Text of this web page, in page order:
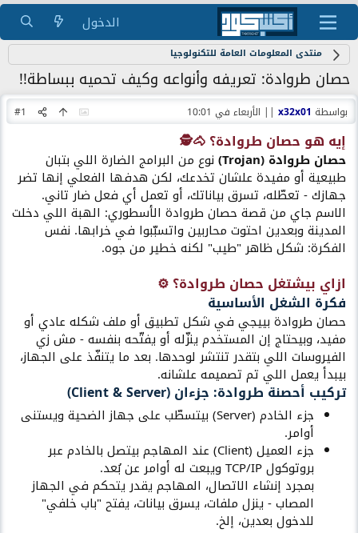
الدخول
منتدى المعلومات العامة للتكنولوجيا
حصان طروادة: تعريفه وأنواعه وكيف تحميه ببساطة!!
بواسطة x32x01
|| الأربعاء في 10:01 #1
إيه هو حصان طروادة؟ 🐴🕵️​
حصان طروادة (Trojan) نوع من البرامج الضارة اللي بتبان
طبيعية أو مفيدة علشان تخدعك، لكن هدفها الفعلي إنها تضر
جهازك - تعطّله، تسرق بياناتك، أو تعمل أي فعل ضار تاني.
الاسم جاي من قصة حصان طروادة الأسطوري: الهبة اللي دخلت
المدينة وبعدين احتوت محاربين واتسبّبوا في خرابها. نفس
الفكرة: شكل ظاهر "طيب" لكنه خطير من جوه.
ازاي بيشتغل حصان طروادة؟ ⚙️​
فكرة الشغل الأساسية​
حصان طروادة بييجي في شكل تطبيق أو ملف شكله عادي أو
مفيد، وبيحتاج إن المستخدم ينزّله أو يفتّحه بنفسه - مش زي
الفيروسات اللي بتقدر تنتشر لوحدها. بعد ما يتنفّذ على الجهاز،
بيبدأ يعمل اللي تم تصميمه علشانه.
تركيب أحصنة طروادة: جزءان (Client & Server)​
جزء الخادم (Server) بيتسطّب على جهاز الضحية ويستنى
أوامر.
جزء العميل (Client) عند المهاجم بيتصل بالخادم عبر
بروتوكول TCP/IP ويبعت له أوامر عن بُعد.
بمجرد إنشاء الاتصال، المهاجم يقدر يتحكم في الجهاز
المصاب - ينزل ملفات، يسرق بيانات، يفتح "باب خلفي"
للدخول بعدين، إلخ.